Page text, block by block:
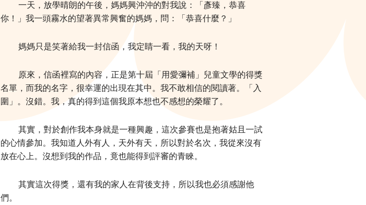
一天，放學晴朗的午後，媽媽興沖沖的對我說：「彥臻，恭喜
你！」我一頭霧水的望著異常興奮的媽媽，問：「恭喜什麼？」
媽媽只是笑著給我一封信函，我定睛一看，我的天呀！
原來，信函裡寫的內容，正是第十屆「用愛彌補」兒童文學的得獎
名單，而我的名字，很幸運的出現在其中。我不敢相信的閱讀著。「入
圍」。沒錯。我，真的得到這個我原本想也不感想的榮耀了。
其實，對於創作我本身就是一種興趣，這次參賽也是抱著姑且一試
的心情參加。我知道人外有人，天外有天，所以對於名次，我從來沒有
放在心上。沒想到我的作品，竟也能得到評審的青睞。
其實這次得獎，還有我的家人在背後支持，所以我也必須感謝他
們。